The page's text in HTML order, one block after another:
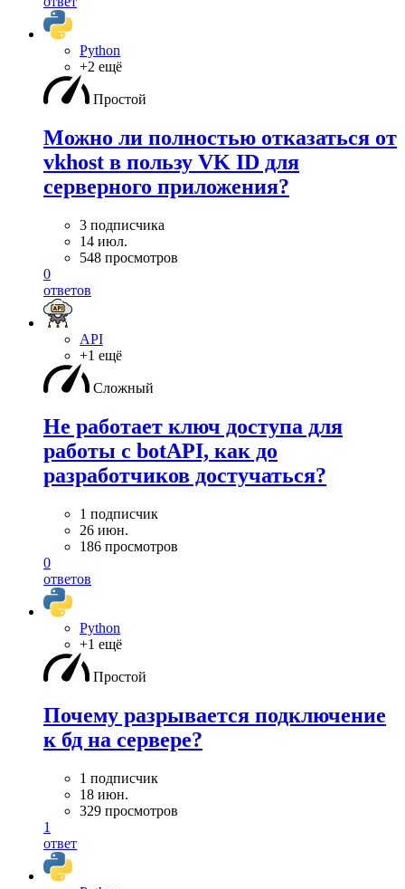
Python
+2 ещё
Простой
Можно ли полностью отказаться от
vkhost в пользу VK ID для
серверного приложения?
3 подписчика
14 июл.
548 просмотров
0
ответов
API
+1 ещё
Сложный
Не работает ключ доступа для
работы с botAPI, как до
разработчиков достучаться?
1 подписчик
26 июн.
186 просмотров
0
ответов
Python
+1 ещё
Простой
Почему разрывается подключение
к бд на сервере?
1 подписчик
18 июн.
329 просмотров
1
ответ